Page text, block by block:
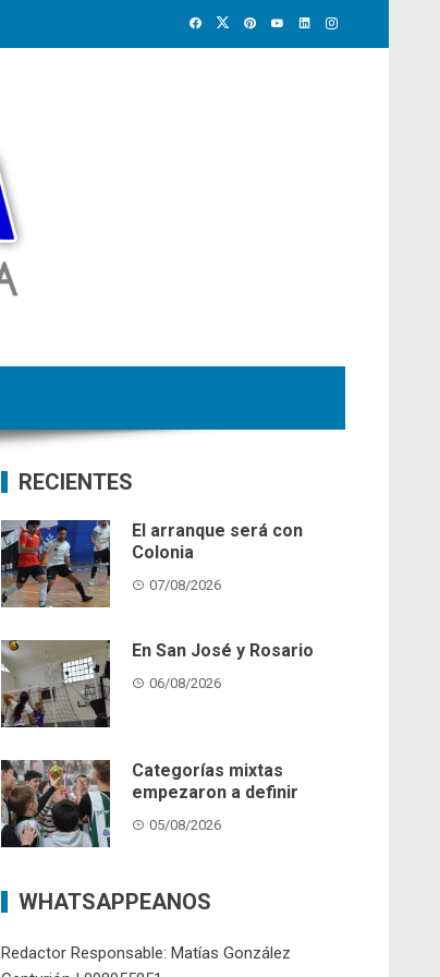
RECIENTES
El arranque será con
Colonia
07/08/2026
En San José y Rosario
06/08/2026
Categorías mixtas
empezaron a definir
05/08/2026
WHATSAPPEANOS
Redactor Responsable: Matías González